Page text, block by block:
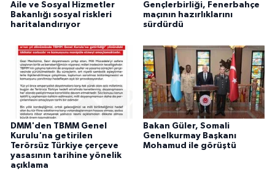
Aile ve Sosyal Hizmetler
Bakanlığı sosyal riskleri
haritalandırıyor
Gençlerbirliği, Fenerbahçe
maçının hazırlıklarını
sürdürdü
DMM'den TBMM Genel
Kurulu'na getirilen
Terörsüz Türkiye çerçeve
yasasının tarihine yönelik
açıklama
Bakan Güler, Somali
Genelkurmay Başkanı
Mohamud ile görüştü